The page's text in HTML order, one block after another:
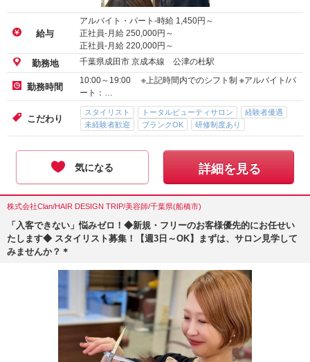
給与
アルバイト・パート-時給 1,450円～
正社員-月給 250,000円～
正社員-月給 220,000円～
勤務地 千葉県成田市 京成本線 公津の杜駅
勤務時間
10:00～19:00 ※上記時間内でのシフト制 ※アルバイト/パ
ート：…
こだわり
スタイリスト トータルビューティサロン
経験者優遇
未経験者歓迎
ブランクOK 研修制度あり
気になる 詳細を見る
株式会社Clan/HAIR DESIGN TRIP/美容師/千葉県(船橋市)
「入客できない」悩みゼロ！◆新規・フリーのお客様優先的にお任せい
たします◆ スタイリスト募集！【週3日～OK】まずは、サロン見学して
みませんか？＊